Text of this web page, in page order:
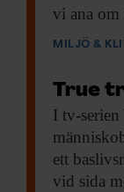
vi ana om
MILJÖ &
True
I tv-serien
ett
vid sida